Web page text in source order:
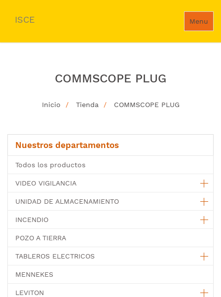
Menu
ISCE
COMMSCOPE PLUG
Inicio Tienda COMMSCOPE PLUG
Nuestros departamentos
Todos los productos
VIDEO VIGILANCIA
UNIDAD DE ALMACENAMIENTO
INCENDIO
POZO A TIERRA
TABLEROS ELECTRICOS
MENNEKES
LEVITON